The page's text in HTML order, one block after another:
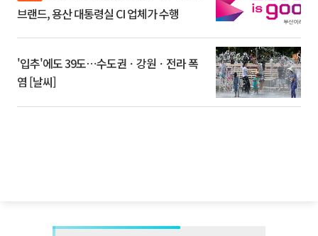
브랜드, 용산 대통령실 CI 업체가 수행
'입추'에도 39도⋯수도권ㆍ강원ㆍ전라 폭
염 [날씨]